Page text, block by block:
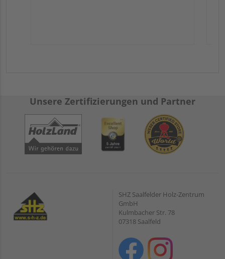
Unsere Zertifizierungen und Partner
SHZ Saalfelder Holz-Zentrum
GmbH
Kulmbacher Str. 78
07318 Saalfeld